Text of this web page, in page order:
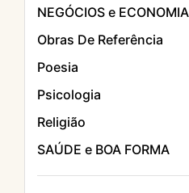
NEGÓCIOS e ECONOMIA
Obras De Referência
Poesia
Psicologia
Religião
SAÚDE e BOA FORMA